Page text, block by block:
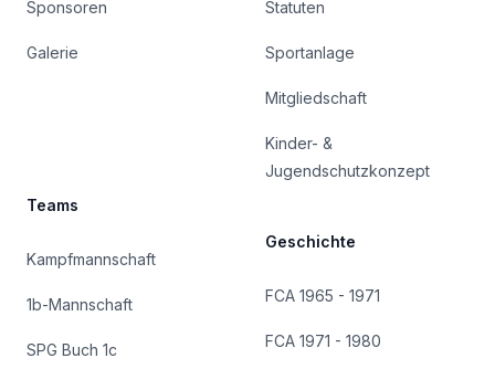
Sponsoren
Galerie
Teams
Kampfmannschaft
1b-Mannschaft
SPG Buch 1c
Statuten
Sportanlage
Mitgliedschaft
Kinder- &
Jugendschutzkonzept
Geschichte
FCA 1965 - 1971
FCA 1971 - 1980